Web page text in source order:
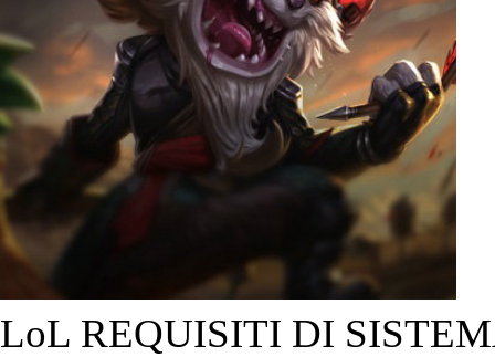
LoL REQUISITI DI